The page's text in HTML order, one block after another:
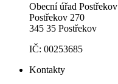
Obecní úřad Postřekov
Postřekov 270
345 35 Postřekov
IČ: 00253685
Kontakty